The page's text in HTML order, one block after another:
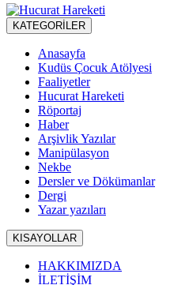
KATEGORİLER
Anasayfa
Kudüs Çocuk Atölyesi
Faaliyetler
Hucurat Hareketi
Röportaj
Haber
Arşivlik Yazılar
Manipülasyon
Nekbe
Dersler ve Dökümanlar
Dergi
Yazar yazıları
KISAYOLLAR
HAKKIMIZDA
İLETİŞİM